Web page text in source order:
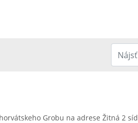
Grobu na adrese Žitná 2